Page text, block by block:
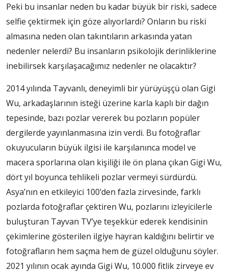
Peki bu insanlar neden bu kadar büyük bir riski, sadece
selfie çektirmek için göze alıyorlardı? Onların bu riski
almasına neden olan takıntıların arkasında yatan
nedenler nelerdi? Bu insanların psikolojik derinliklerine
inebilirsek karşılaşacağımız nedenler ne olacaktır?
2014 yılında Tayvanlı, deneyimli bir yürüyüşçü olan Gigi
Wu, arkadaşlarının isteği üzerine karla kaplı bir dağın
tepesinde, bazı pozlar vererek bu pozların popüler
dergilerde yayınlanmasına izin verdi. Bu fotoğraflar
okuyucuların büyük ilgisi ile karşılanınca model ve
macera sporlarına olan kişiliği ile ön plana çıkan Gigi Wu,
dört yıl boyunca tehlikeli pozlar vermeyi sürdürdü.
Asya’nın en etkileyici 100’den fazla zirvesinde, farklı
pozlarda fotoğraflar çektiren Wu, pozlarını izleyicilerle
buluşturan Tayvan TV’ye teşekkür ederek kendisinin
çekimlerine gösterilen ilgiye hayran kaldığını belirtir ve
fotoğrafların hem saçma hem de güzel olduğunu söyler.
2021 yılının ocak ayında Gigi Wu, 10.000 fitlik zirveye ev